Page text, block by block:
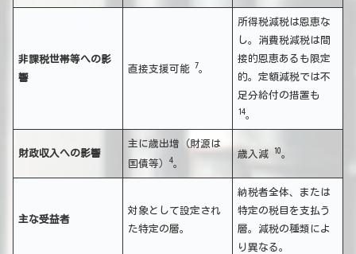
非課税世帯等への影
響
直接支援可能 7。
所得税減税は恩恵な
し。消費税減税は間
接的恩恵あるも限定
的。定額減税では不
足分給付の措置も
14。
財政収入への影響
主に歳出増（財源は
国債等）4。
歳入減 10。
主な受益者
対象として設定され
た特定の層。
納税者全体、または
特定の税目を支払う
層。減税の種類によ
り異なる。